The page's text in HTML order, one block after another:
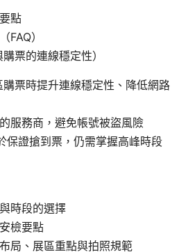
點
FAQ）
票的連線穩定性）
票時提升連線穩定性、降低網路
服務商，避免帳號被盜風險
保證搶到票，仍需掌握高峰時段
時段的選擇
檢要點
局、展區重點與拍照規範